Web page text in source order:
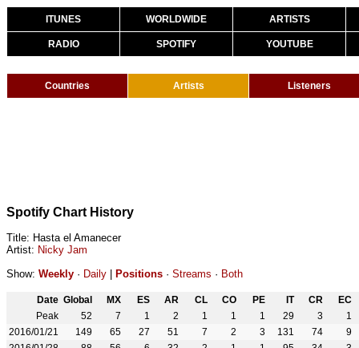
ITUNES WORLDWIDE ARTISTS
RADIO SPOTIFY YOUTUBE
Countries Artists Listeners
Spotify Chart History
Title: Hasta el Amanecer
Artist: Nicky Jam
Show: Weekly · Daily Positions · Streams · Both
Date Global MX ES AR CL CO PE IT CR
EC
Peak
52 7 1 2 1 1 1 29 3
1
2016/01/21
149 65 27 51 7 2 3 131 74
9